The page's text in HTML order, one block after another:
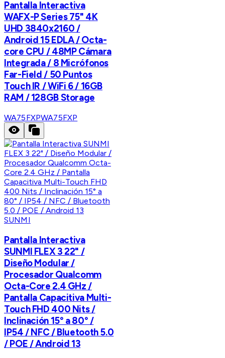
Pantalla Interactiva
WAFX-P Series 75" 4K
UHD 3840x2160 /
Android 15 EDLA / Octa-
core CPU / 48MP Cámara
Integrada / 8 Micrófonos
Far-Field / 50 Puntos
Touch IR / WiFi 6 / 16GB
RAM / 128GB Storage
WA75FXPWA75FXP
SUNMI
Pantalla Interactiva
SUNMI FLEX 3 22" /
Diseño Modular /
Procesador Qualcomm
Octa-Core 2.4 GHz /
Pantalla Capacitiva Multi-
Touch FHD 400 Nits /
Inclinación 15° a 80° /
IP54 / NFC / Bluetooth 5.0
/ POE / Android 13